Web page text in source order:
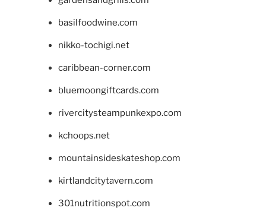
basilfoodwine.com
nikko-tochigi.net
caribbean-corner.com
bluemoongiftcards.com
rivercitysteampunkexpo.com
kchoops.net
mountainsideskateshop.com
kirtlandcitytavern.com
301nutritionspot.com